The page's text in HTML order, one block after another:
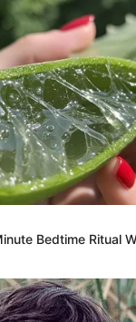
Bedtime Ritual